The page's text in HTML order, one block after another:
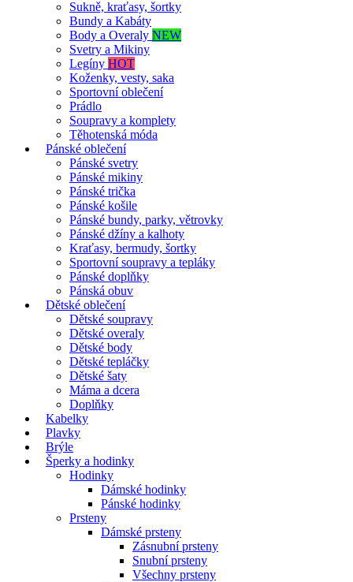
Sukně, kraťasy, šortky
Bundy a Kabáty
Body a Overaly NEW
Svetry a Mikiny
Legíny HOT
Koženky, vesty, saka
Sportovní oblečení
Prádlo
Soupravy a komplety
Těhotenská móda
Pánské oblečení
Pánské svetry
Pánské mikiny
Pánské trička
Pánské košile
Pánské bundy, parky, větrovky
Pánské džíny a kalhoty
Kraťasy, bermudy, šortky
Sportovní soupravy a tepláky
Pánské doplňky
Pánská obuv
Dětské oblečení
Dětské soupravy
Dětské overaly
Dětské body
Dětské tepláčky
Dětské šaty
Máma a dcera
Doplňky
Kabelky
Plavky
Brýle
Šperky a hodinky
Hodinky
Dámské hodinky
Pánské hodinky
Prsteny
Dámské prsteny
Zásnubní prsteny
Snubní prsteny
Všechny prsteny